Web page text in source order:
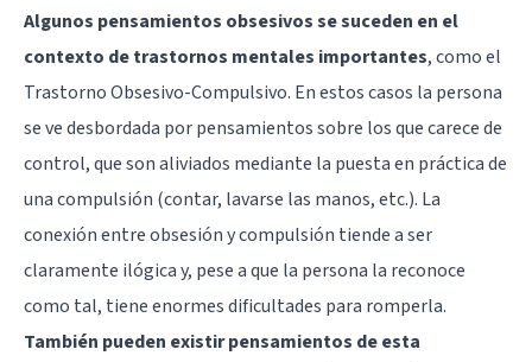
Algunos pensamientos obsesivos se suceden en el
contexto de trastornos mentales importantes, como el
Trastorno Obsesivo-Compulsivo. En estos casos la persona
se ve desbordada por pensamientos sobre los que carece de
control, que son aliviados mediante la puesta en práctica de
una compulsión (contar, lavarse las manos, etc.). La
conexión entre obsesión y compulsión tiende a ser
claramente ilógica y, pese a que la persona la reconoce
como tal, tiene enormes dificultades para romperla.
También pueden existir pensamientos de esta